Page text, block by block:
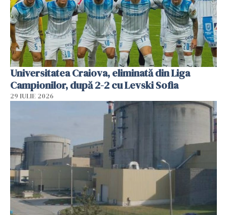
Universitatea Craiova, eliminată din Liga
Campionilor, după 2-2 cu Levski Sofia
29 IULIE 2026